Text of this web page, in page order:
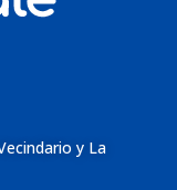
y La